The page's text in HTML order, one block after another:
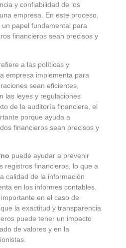
y confiabilidad de los
empresa. En este proceso,
papel fundamental para
financieros sean precisos y
a las políticas y
empresa implementa para
sean eficientes,
las leyes y regulaciones
de la auditoría financiera, el
porque ayuda a
financieros sean precisos y
puede ayudar a prevenir
registros financieros, lo que a
calidad de la información
en los informes contables.
en el caso de
la exactitud y transparencia
puede tener un impacto
de valores y en la